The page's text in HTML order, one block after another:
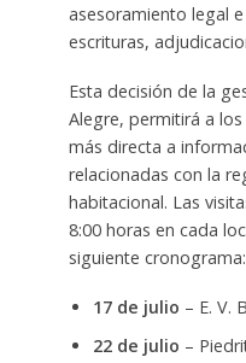
asesoramiento legal
escrituras,
Esta decisión de la
Alegre, permitirá a
más directa a
relacionadas con la
habitacional. Las
8:00 horas en cada
siguiente cronograma:
17 de julio – E. V.
22 de julio –